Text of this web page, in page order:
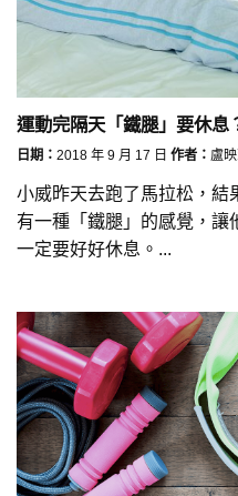
運動完隔天「鐵腿」要休息
日期： 2018 年 9 月 17 日 作者： 盧
小威昨天去跑了馬拉松，結
有一種「鐵腿」的感覺，讓
一定要好好休息。...